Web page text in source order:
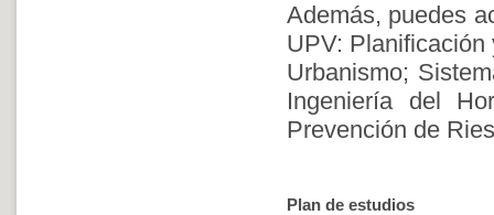
Además, puedes
UPV: Planificación
Urbanismo;
Ingeniería del
Prevención de
Plan de estudios